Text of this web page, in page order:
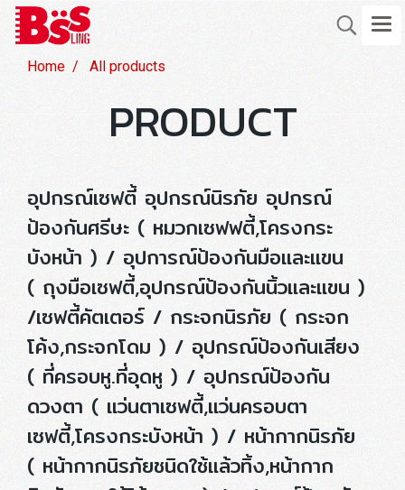
Home All products
PRODUCT
อุปกรณ์เซฟตี้ อุปกรณ์นิรภัย อุปกรณ์
ป้องกันศรีษะ ( หมวกเซฟฟตี้,โครงกระ
บังหน้า ) / อุปการณ์ป้องกันมือและแขน
( ถุงมือเซฟตี้,อุปกรณ์ป้องกันนิ้วและแขน )
/เซฟตี้คัตเตอร์ / กระจกนิรภัย ( กระจก
โค้ง,กระจกโดม ) / อุปกรณ์ป้องกันเสียง
( ที่ครอบหู.ที่อุดหู ) / อุปกรณ์ป้องกัน
ดวงตา ( แว่นตาเซฟตี้,แว่นครอบตา
เซฟตี้,โครงกระบังหน้า ) / หน้ากากนิรภัย
( หน้ากากนิรภัยชนิดใช้แล้วทิ้ง,หน้ากาก